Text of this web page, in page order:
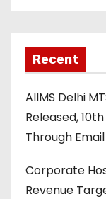
Recent
AIIMS Delhi
Released,
Through Email
Corporate
Revenue